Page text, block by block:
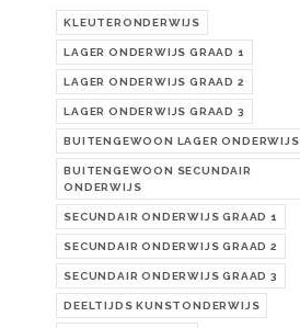
KLEUTERONDERWIJS
LAGER ONDERWIJS GRAAD 1
LAGER ONDERWIJS GRAAD 2
LAGER ONDERWIJS GRAAD 3
BUITENGEWOON LAGER ONDERWIJS
BUITENGEWOON SECUNDAIR
ONDERWIJS
SECUNDAIR ONDERWIJS GRAAD 1
SECUNDAIR ONDERWIJS GRAAD 2
SECUNDAIR ONDERWIJS GRAAD 3
DEELTIJDS KUNSTONDERWIJS